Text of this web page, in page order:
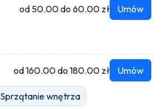
od 50.00 do 60.00 zł Umów
od 160.00 do 180.00 zł Umów
Sprzątanie wnętrza